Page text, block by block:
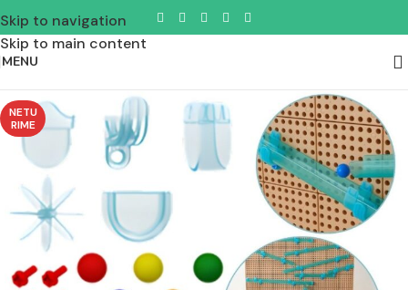
Skip to navigation
Skip to main content
MENU
NETU
RIME